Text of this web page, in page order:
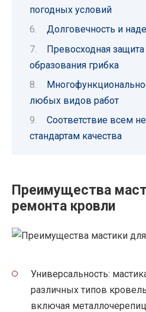
погодных условий
Долговечность и
Превосходная защита
образования грибка
любых видов работ
Соответствие всем
стандартам качества
Преимущества
ремонта кровли
Универсальность:
различных типов
включая